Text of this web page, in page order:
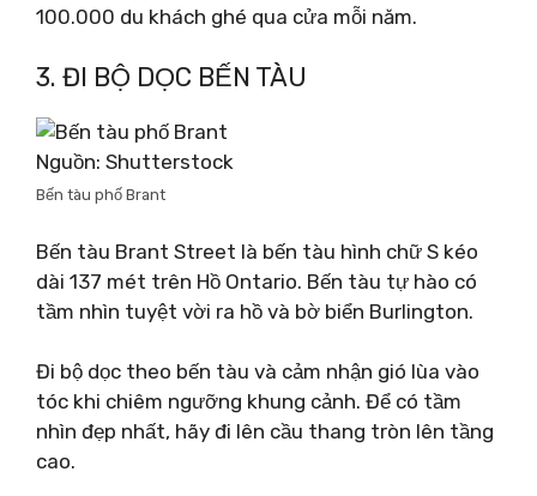
100.000 du khách ghé qua cửa mỗi năm.
3. ĐI BỘ DỌC BẾN TÀU
Nguồn: Shutterstock
Bến tàu phố Brant
Bến tàu Brant Street là bến tàu hình chữ S kéo
dài 137 mét trên Hồ Ontario. Bến tàu tự hào có
tầm nhìn tuyệt vời ra hồ và bờ biển Burlington.
Đi bộ dọc theo bến tàu và cảm nhận gió lùa vào
tóc khi chiêm ngưỡng khung cảnh. Để có tầm
nhìn đẹp nhất, hãy đi lên cầu thang tròn lên tầng
cao.